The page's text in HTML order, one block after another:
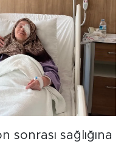
sonrası sağlığına